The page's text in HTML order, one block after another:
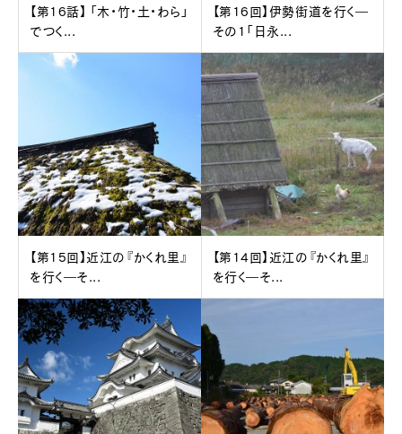
【第16話】 「木・竹・土・わら」
でつく...
【第16回】伊勢街道を行く―
その1「日永...
【第15回】近江の『かくれ里』
を行く―そ...
【第14回】近江の『かくれ里』
を行く―そ...